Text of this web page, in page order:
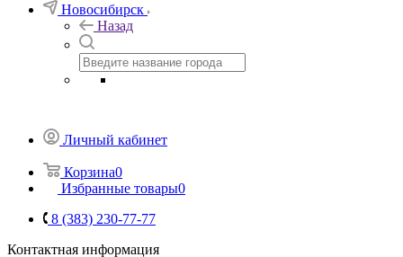
Новосибирск
Назад
Личный кабинет
Корзина0
Избранные товары0
8 (383) 230-77-77
Контактная информация